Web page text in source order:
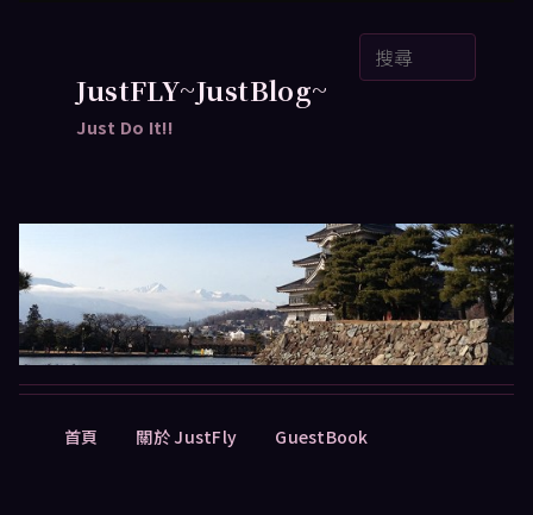
JustFLY~JustBlog~
Just Do It!!
首頁 關於 JustFly GuestBook